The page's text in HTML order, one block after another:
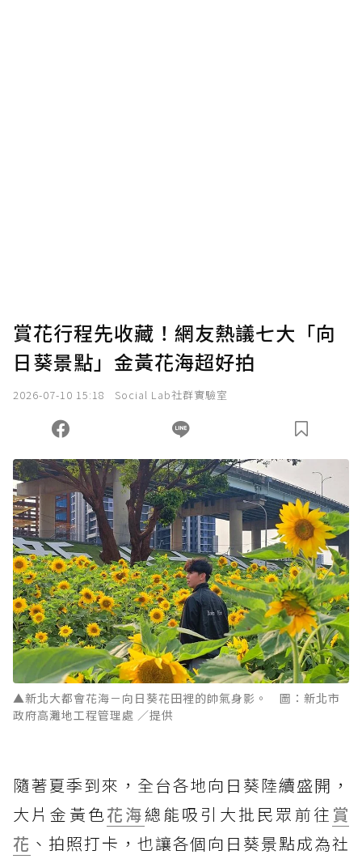
賞花行程先收藏！網友熱議七大「向
日葵景點」金黃花海超好拍
2026-07-10 15:18 Social Lab社群實驗室
▲新北大都會花海－向日葵花田裡的帥氣身影。 圖：新北市
政府高灘地工程管理處 ／提供
隨著夏季到來，全台各地向日葵陸續盛開，
大片金黃色花海總能吸引大批民眾前往 賞
花 、拍照打卡，也讓各個向日葵景點成為社